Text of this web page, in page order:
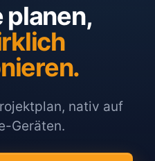
planen,
nativ auf
Geräten.